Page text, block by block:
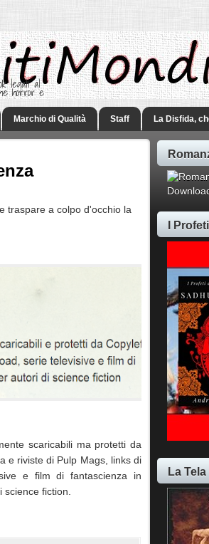
legati al
horror e
Marchio di Qualità Staff La Disfida,
traspare a colpo d'occhio la
scaricabili ma protetti da
e riviste di Pulp Mags, links di
e film di fantascienza in
fiction.
I
La